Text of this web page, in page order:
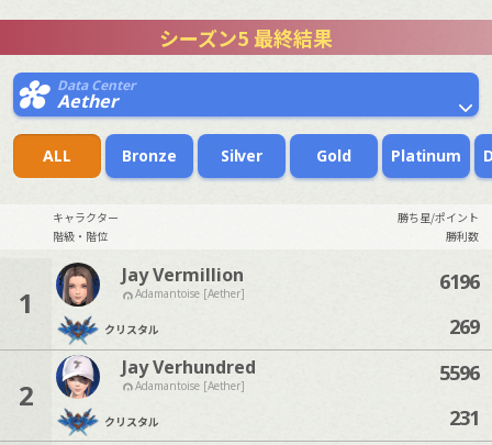
シーズン5 最終結果
Data Center
Aether
ALL Bronze Silver Gold Platinum
キャラクター
勝ち星/ポイント
階級・階位
勝利数
1
Jay Vermillion
Adamantoise [Aether]
クリスタル
6196
269
2
Jay Verhundred
Adamantoise [Aether]
クリスタル
5596
231